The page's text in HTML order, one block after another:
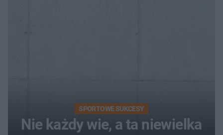
SPORTOWE SUKCESY
Nie każdy wie, a ta niewielka